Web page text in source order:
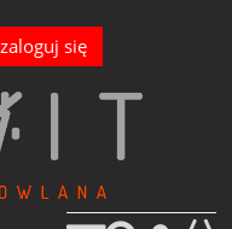
zaloguj się